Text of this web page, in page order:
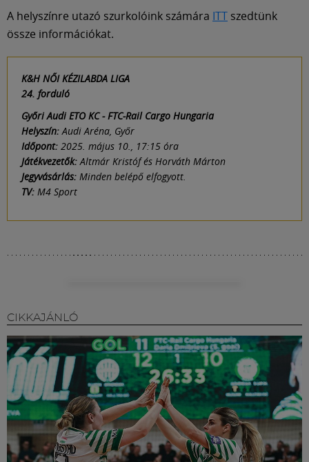
A helyszínre utazó szurkolóink számára ITT szedtünk
össze információkat.
K&H NŐI KÉZILABDA LIGA
24. forduló
Győri Audi ETO KC - FTC-Rail Cargo Hungaria
Helyszín: Audi Aréna, Győr
Időpont: 2025. május 10., 17:15 óra
Játékvezetők: Altmár Kristóf és Horváth Márton
Jegyvásárlás: Minden belépő elfogyott.
TV: M4 Sport
CIKKAJÁNLÓ